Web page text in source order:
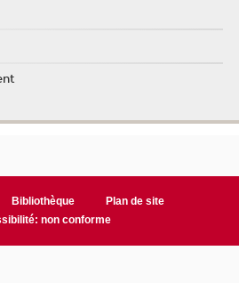
Bibliothèque
Plan de site
non conforme